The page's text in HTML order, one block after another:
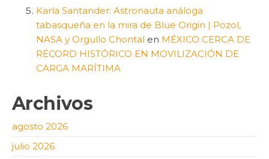
Karla Santander: Astronauta análoga
tabasqueña en la mira de Blue Origin | Pozol,
NASA y Orgullo Chontal en MÉXICO CERCA DE
RÉCORD HISTÓRICO EN MOVILIZACIÓN DE
CARGA MARÍTIMA
Archivos
agosto 2026
julio 2026